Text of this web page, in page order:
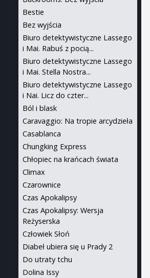
Bestie
Bez wyjścia
Biuro detektywistyczne Lassego
i Mai. Rabuś z pocią...
Biuro detektywistyczne Lassego
i Mai. Stella Nostra...
Biuro detektywistyczne Lassego
i Nai. Licz do czter...
Ból i blask
Caravaggio: Na tropie arcydzieła
Casablanca
Chungking Express
Chłopiec na krańcach świata
Climax
Czarownice
Czas Apokalipsy
Czas Apokalipsy: Wersja
Reżyserska
Człowiek Słoń
Diabeł ubiera się u Prady 2
Do utraty tchu
Dolina Issy